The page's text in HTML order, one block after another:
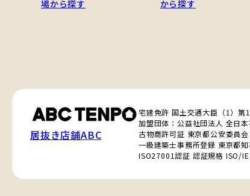
場から探す
から探す
居抜き店舗ABC
宅建免許 国土交通大臣（1）第
加盟団体：公益社団法人 全日
古物商許可証 東京都公安委員
一級建築士事務所登録 東京都
ISO27001認証 認証規格 ISO/